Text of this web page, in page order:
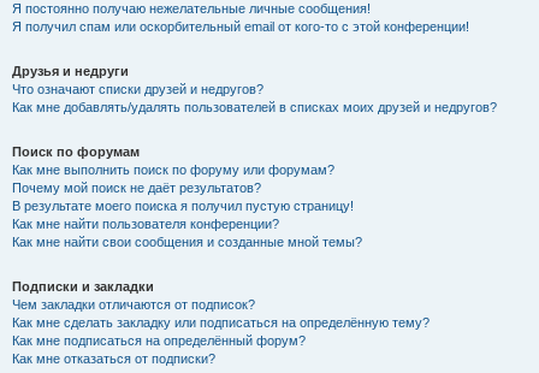
Я постоянно получаю нежелательные личные сообщения!
Я получил спам или оскорбительный email от кого-то с этой конференции!
Друзья и недруги
Что означают списки друзей и недругов?
Как мне добавлять/удалять пользователей в списках моих друзей и недругов?
Поиск по форумам
Как мне выполнить поиск по форуму или форумам?
Почему мой поиск не даёт результатов?
В результате моего поиска я получил пустую страницу!
Как мне найти пользователя конференции?
Как мне найти свои сообщения и созданные мной темы?
Подписки и закладки
Чем закладки отличаются от подписок?
Как мне сделать закладку или подписаться на определённую тему?
Как мне подписаться на определённый форум?
Как мне отказаться от подписки?